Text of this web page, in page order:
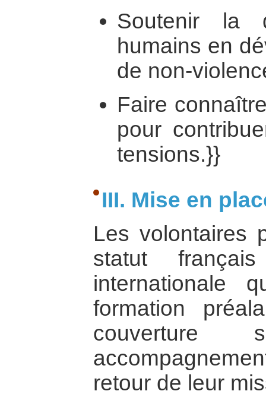
Soutenir la
humains en
de non-
Faire
pour
tensions.}}
III. Mise en
Les volontaires
statut
internationale
formation
retour de leur